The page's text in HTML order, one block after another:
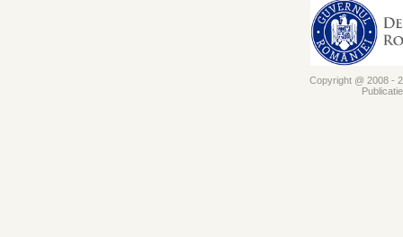
Copyright @ 2008 -